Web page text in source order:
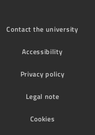
Contact the university
Accessibility
Privacy policy
Legal note
Cookies